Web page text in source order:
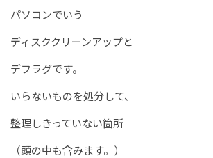
パソコンでいう
ディスククリーンアップと
デフラグです。
いらないものを処分して、
整理しきっていない箇所
（頭の中も含みます。）